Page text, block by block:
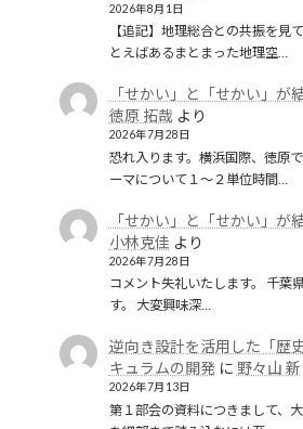
2026年8月1日
【追記】地理総合との共振を見
とえばあるまとまった地理空…
「せかい」と「せかい」が
徳原 拓哉 より
2026年7月28日
恐れ入ります。横浜国際、徳原
ーマについて１〜２単位時間…
「せかい」と「せかい」が
小林克佳 より
2026年7月28日
コメント失礼いたします。 千葉
す。 大変興味深…
逆向き設計を活用した「歴
キュラムの開発に 野々山 新
2026年7月13日
第１部会の資料につきまして、